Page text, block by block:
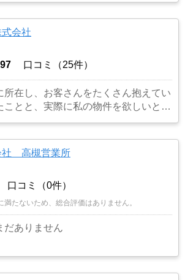
会社
口コミ（25件）
所在し、お客さんをたくさん抱えてい
ことと、実際に私の物件を欲しいとい
してよかったです。
社 高槻営業所
口コミ（0件）
たないため、総合評価はありません。
だありません